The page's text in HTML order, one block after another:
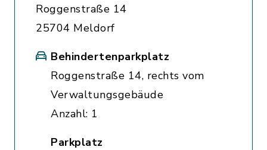
Roggenstraße 14
25704 Meldorf
Behindertenparkplatz
Roggenstraße 14, rechts vom
Verwaltungsgebäude
Anzahl: 1
Parkplatz